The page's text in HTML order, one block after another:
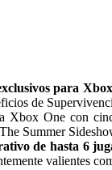
para
de
Xbox One con
Summer
de hasta 6
valientes